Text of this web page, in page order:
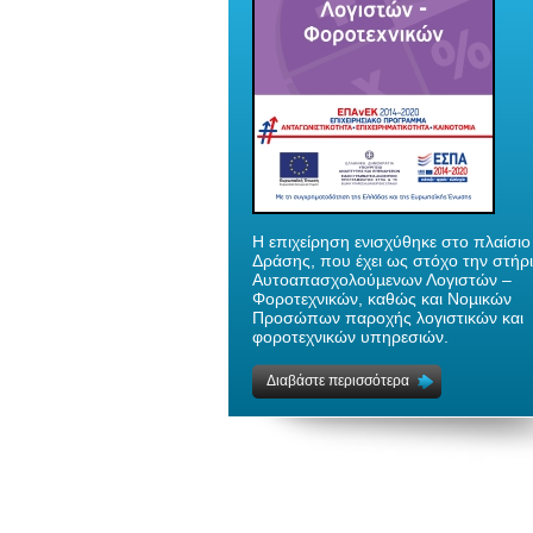
H επιχείρηση ενισχύθηκε στο
Δράσης, που έχει ως στόχο την
Αυτοαπασχολούµενων Λογιστών –
Φοροτεχνικών, καθώς και Νοµικών
Προσώπων παροχής λογιστικών και
φοροτεχνικών υπηρεσιών.
Διαβάστε περισσότερα